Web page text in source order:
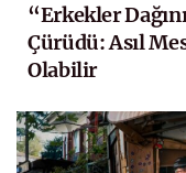
“Erkekler
Çürüdü: Asıl
Olabilir